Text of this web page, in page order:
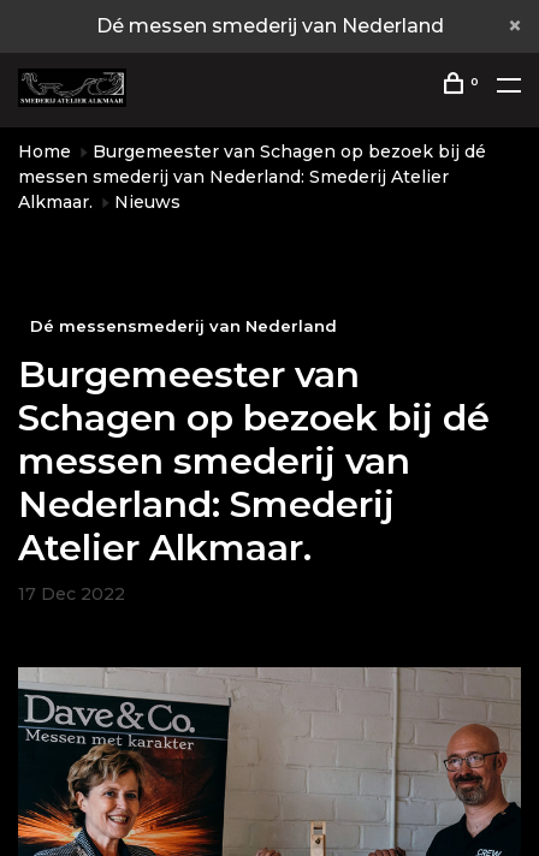
Dé messen smederij van Nederland
0
Home
Burgemeester van Schagen op bezoek bij dé
messen smederij van Nederland: Smederij Atelier
Alkmaar.
Nieuws
Dé messensmederij van Nederland
Burgemeester van
Schagen op bezoek bij dé
messen smederij van
Nederland: Smederij
Atelier Alkmaar.
17 Dec 2022